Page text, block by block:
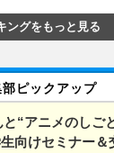
ングをもっと見る
部ピックアップ
“アニメのしご
向けセミナー